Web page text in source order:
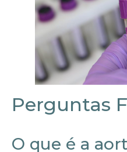
Perguntas
O que é a